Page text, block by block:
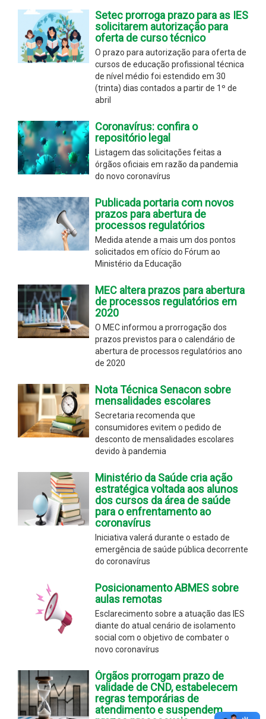
Setec prorroga prazo para as IES
solicitarem autorização para
oferta de curso técnico
O prazo para autorização para oferta de
cursos de educação profissional técnica
de nível médio foi estendido em 30
(trinta) dias contados a partir de 1º de
abril
Coronavírus: confira o
repositório legal
Listagem das solicitações feitas a
órgãos oficiais em razão da pandemia
do novo coronavírus
Publicada portaria com novos
prazos para abertura de
processos regulatórios
Medida atende a mais um dos pontos
solicitados em ofício do Fórum ao
Ministério da Educação
MEC altera prazos para abertura
de processos regulatórios em
2020
O MEC informou a prorrogação dos
prazos previstos para o calendário de
abertura de processos regulatórios ano
de 2020
Nota Técnica Senacon sobre
mensalidades escolares
Secretaria recomenda que
consumidores evitem o pedido de
desconto de mensalidades escolares
devido à pandemia
Ministério da Saúde cria ação
estratégica voltada aos alunos
dos cursos da área de saúde
para o enfrentamento ao
coronavírus
Iniciativa valerá durante o estado de
emergência de saúde pública decorrente
do coronavírus
Posicionamento ABMES sobre
aulas remotas
Esclarecimento sobre a atuação das IES
diante do atual cenário de isolamento
social com o objetivo de combater o
novo coronavírus
Órgãos prorrogam prazo de
validade de CND, estabelecem
regras temporárias de
atendimento e suspendem